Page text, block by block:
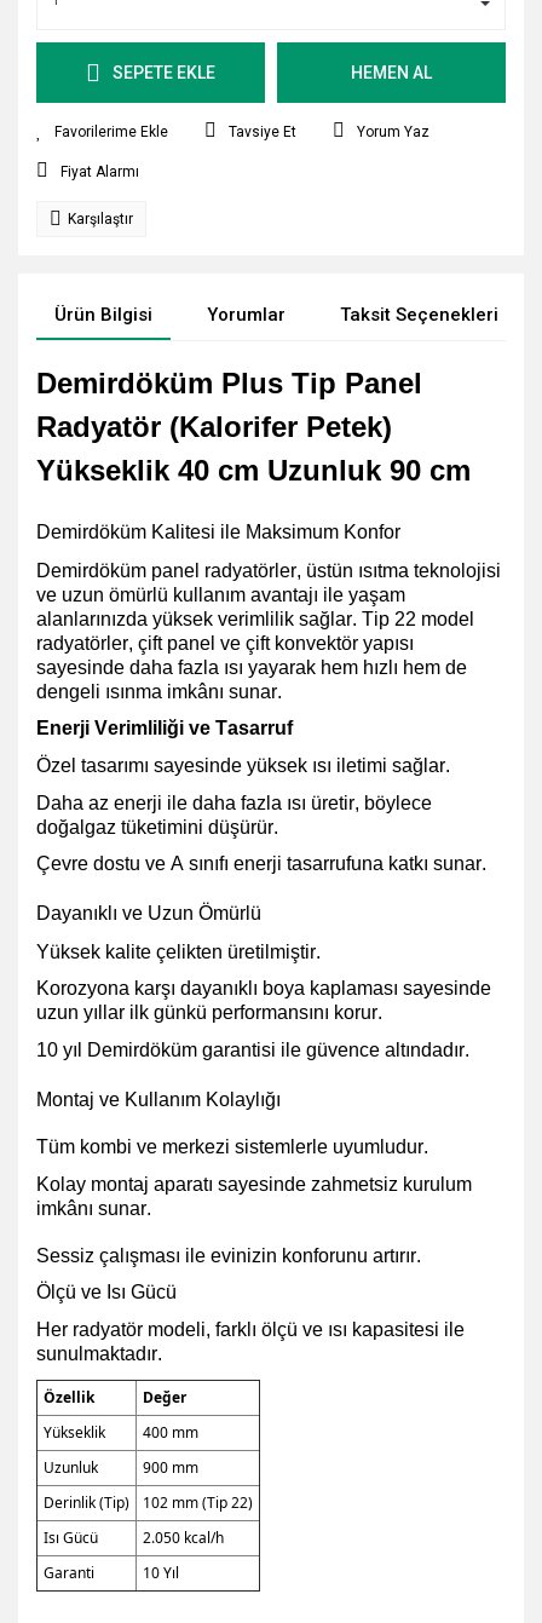
SEPETE EKLE HEMEN AL
Tavsiye Et Yorum Yaz
Fiyat Alarmı
Karşılaştır
Ürün Bilgisi Yorumlar Taksit Seçenekleri
Demirdöküm Plus Tip Panel
Radyatör (Kalorifer Petek)
Yükseklik 40 cm Uzunluk 90 cm
Demirdöküm Kalitesi ile Maksimum Konfor
Demirdöküm panel radyatörler, üstün ısıtma teknolojisi
ve uzun ömürlü kullanım avantajı ile yaşam
alanlarınızda yüksek verimlilik sağlar. Tip 22 model
radyatörler, çift panel ve çift konvektör yapısı
sayesinde daha fazla ısı yayarak hem hızlı hem de
dengeli ısınma imkânı sunar.
Enerji Verimliliği ve Tasarruf
Özel tasarımı sayesinde yüksek ısı iletimi sağlar.
Daha az enerji ile daha fazla ısı üretir, böylece
doğalgaz tüketimini düşürür.
Çevre dostu ve A sınıfı enerji tasarrufuna katkı sunar.
Dayanıklı ve Uzun Ömürlü
Yüksek kalite çelikten üretilmiştir.
Korozyona karşı dayanıklı boya kaplaması sayesinde
uzun yıllar ilk günkü performansını korur.
10 yıl Demirdöküm garantisi ile güvence altındadır.
Montaj ve Kullanım Kolaylığı
Tüm kombi ve merkezi sistemlerle uyumludur.
Kolay montaj aparatı sayesinde zahmetsiz kurulum
imkânı sunar.
Sessiz çalışması ile evinizin konforunu artırır.
Ölçü ve Isı Gücü
Her radyatör modeli, farklı ölçü ve ısı kapasitesi ile
sunulmaktadır.
Özellik
Değer
Yükseklik
400 mm
Uzunluk
900 mm
Derinlik (Tip)
102 mm (Tip 22)
Isı Gücü
2.050 kcal/h
Garanti
10 Yıl